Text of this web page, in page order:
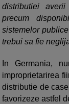
distributiei
precum
sistemelor
trebui sa fie
In Germania,
improprietarirea
distributie de
favorizeze astfel